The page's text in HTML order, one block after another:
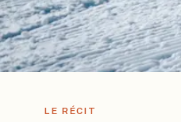
LE RÉCIT